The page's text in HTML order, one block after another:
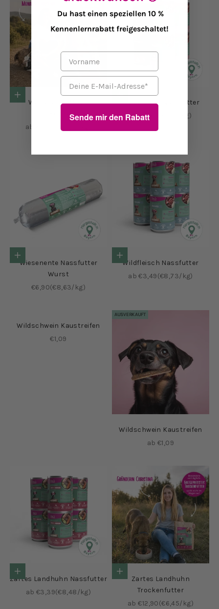
Optionen auswählen
Weidelamm MINIS
Trockenfutter
Angebot
ab €15,90
Optionen auswählen
Weidelamm Nassfutter
Angebot
ab €3,65 (€9,13/kg)
Optionen auswählen
Wiesenente Nassfutter
Wurst
Angebot
€6,90(€8,63/kg)
Optionen auswählen
Wildfleisch Nassfutter
Angebot
ab €3,49(€8,73/kg)
Wildschwein Kaustreifen
Angebot
€1,09
AUSVERKAUFT
Wildschwein Kaustreifen
Angebot
ab €1,09
Optionen auswählen
Zartes Landhuhn Nassfutter
Angebot
ab €3,39(€8,48/kg)
Optionen auswählen
Zartes Landhuhn
Trockenfutter
Angebot
ab €12,90(€6,45/kg)
Du hast einen speziellen 10 %
Kennenlernrabatt freigeschaltet!
Vorname
Email
Sende mir den Rabatt